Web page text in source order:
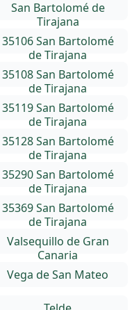
San Bartolomé de
Tirajana
35106 San Bartolomé
de Tirajana
35108 San Bartolomé
de Tirajana
35119 San Bartolomé
de Tirajana
35128 San Bartolomé
de Tirajana
35290 San Bartolomé
de Tirajana
35369 San Bartolomé
de Tirajana
Valsequillo de Gran
Canaria
Vega de San Mateo